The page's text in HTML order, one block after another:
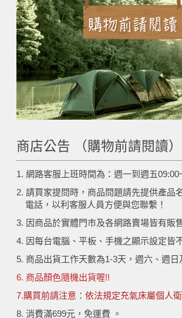
商店公告 （購物前請閱讀）
1. 網路客服上班時間為：週一到週五
2. 請買家提問時，商品問題請先提供產品
電話，以利客服人員方便與您聯繫！
3. 因商品於實體門市及各網路賣場皆有販
4. 因每台電腦、平板、手機之顯示設定皆
5. 商品出貨工作天數為1-3天，週六、週
6. 商品顏色隨機出貨喔!!
7.購買前請注意：依法規定充氣床屬個人
8. 消費滿699元，免運費 。